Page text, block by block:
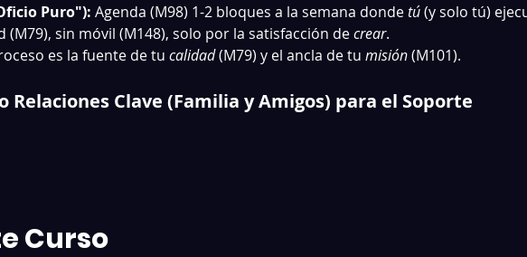
Puro"): Agenda (M98) 1-2 bloques a la semana donde tú (y solo tú)
(M79), sin móvil (M148), solo por la satisfacción de crear.
es la fuente de tu calidad (M79) y el ancla de tu misión (M101).
Relaciones Clave (Familia y Amigos) para el Soporte
Curso